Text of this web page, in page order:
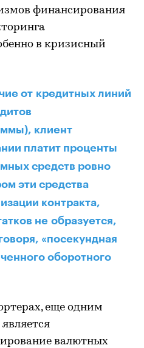
финансирования
в кризисный
от кредитных линий
клиент
платит проценты
средств ровно
эти средства
контракта,
не образуется,
«посекундная
оборотного
еще одним
валютных